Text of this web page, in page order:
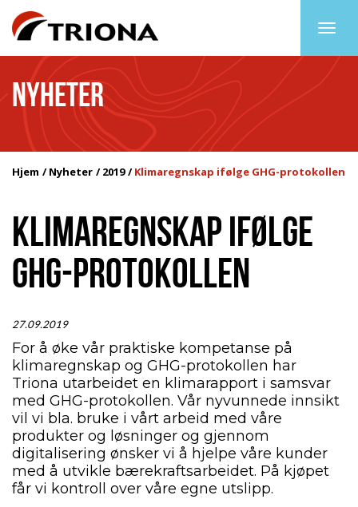
NYHETER
Hjem Nyheter 2019 Klimaregnskap ifølge GHG-protokollen
KLIMAREGNSKAP IFØLGE
GHG-PROTOKOLLEN
27.09.2019
For å øke vår praktiske kompetanse på
klimaregnskap og GHG-protokollen har
Triona utarbeidet en klimarapport i samsvar
med GHG-protokollen. Vår nyvunnede innsikt
vil vi bla. bruke i vårt arbeid med våre
produkter og løsninger og gjennom
digitalisering ønsker vi å hjelpe våre kunder
med å utvikle bærekraftsarbeidet. På kjøpet
får vi kontroll over våre egne utslipp.